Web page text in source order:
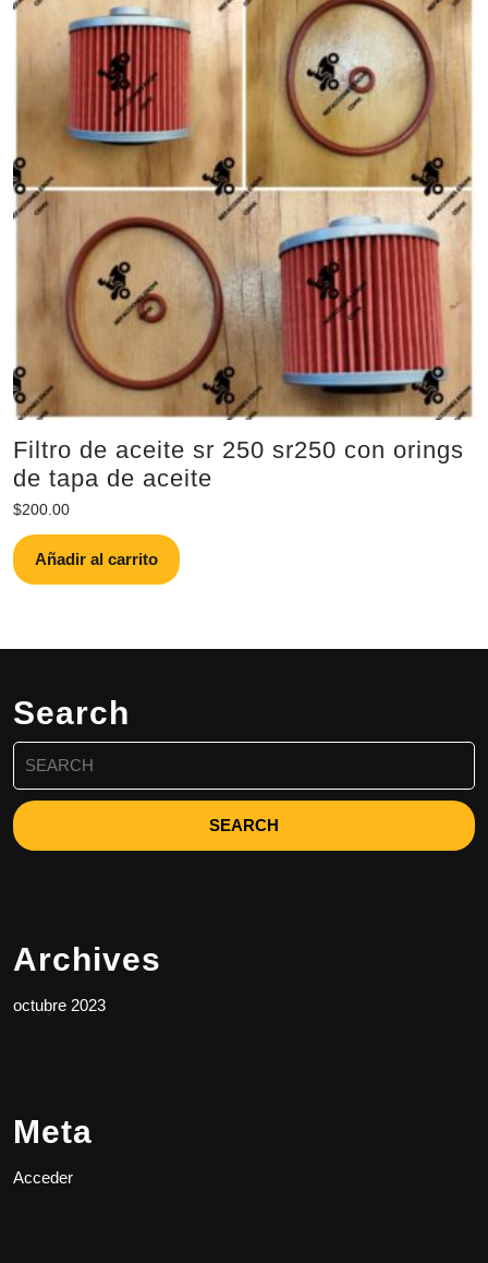
Filtro de aceite sr 250 sr250 con orings
de tapa de aceite
$200.00
Añadir al carrito
Search
Search
for:
Archives
octubre 2023
Meta
Acceder